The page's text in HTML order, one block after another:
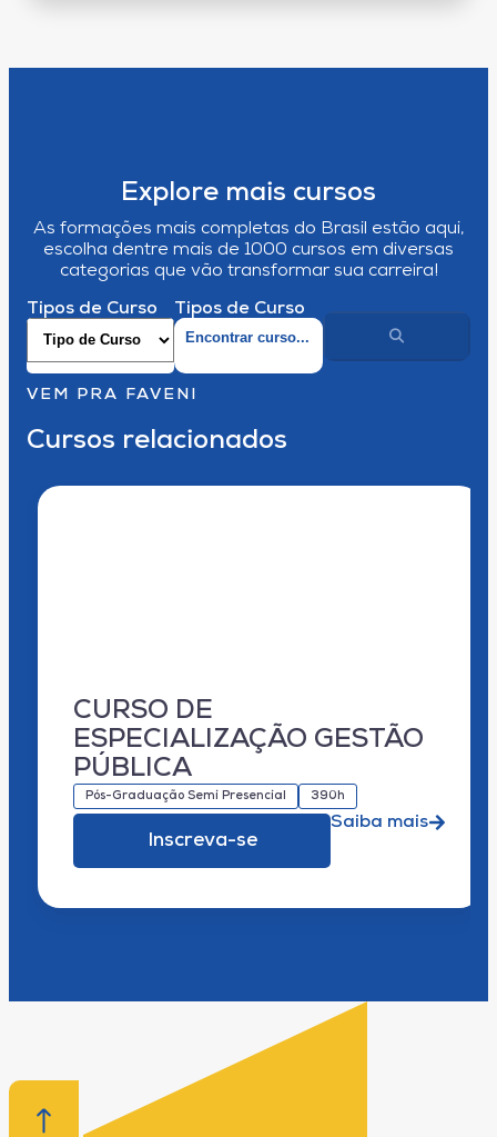
Explore mais cursos
As formações mais completas do Brasil estão aqui,
escolha dentre mais de 1000 cursos em diversas
categorias que vão transformar sua carreira!
Tipos de Curso Tipos de Curso
VEM PRA FAVENI
Cursos relacionados
CURSO DE
ESPECIALIZAÇÃO GESTÃO
PÚBLICA
Pós-Graduação Semi Presencial 390h
Inscreva-se
Saiba mais